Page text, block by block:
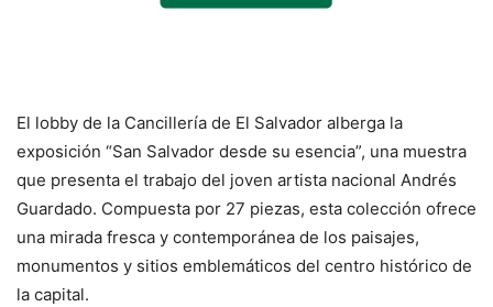
El lobby de la Cancillería de El Salvador alberga la
exposición “San Salvador desde su esencia”, una muestra
que presenta el trabajo del joven artista nacional Andrés
Guardado. Compuesta por 27 piezas, esta colección ofrece
una mirada fresca y contemporánea de los paisajes,
monumentos y sitios emblemáticos del centro histórico de
la capital.